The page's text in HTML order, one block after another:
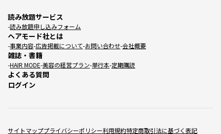
サイトマッププライバシーポリシー利用規約特定商取引法に基づく表記
読み放題サービス
読み放題申し込みフォーム
ヘアモード社とは
事業内容 広告掲載について お問い合わせ 会社概要
雑誌・書籍
HAIR MODE 美容の経営プラン 単行本 定期購読
よくある質問
ログイン